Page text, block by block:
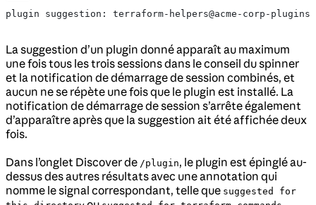
plugin suggestion: terraform-helpers@acme-corp-
La suggestion d’un plugin donné apparaît au maximum
une fois tous les trois sessions dans le conseil du spinner
et la notification de démarrage de session combinés, et
aucun ne se répète une fois que le plugin est installé. La
notification de démarrage de session s’arrête également
d’apparaître après que la suggestion ait été affichée deux
fois.
Dans l’onglet Discover de /plugin, le plugin est épinglé au-
dessus des autres résultats avec une annotation qui
nomme le signal correspondant, telle que suggested for